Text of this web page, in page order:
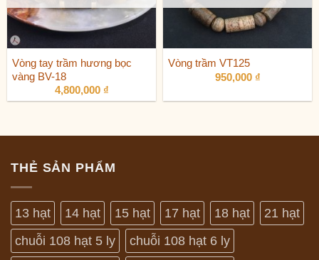
Vòng tay trầm hương bọc
vàng BV-18
4,800,000 ₫
Vòng trầm VT125
950,000 ₫
THẺ SẢN PHẨM
13 hạt 14 hạt 15 hạt 17 hạt 18 hạt
21 hạt
chuỗi 108 hạt 5 ly
chuỗi 108 hạt 6 ly